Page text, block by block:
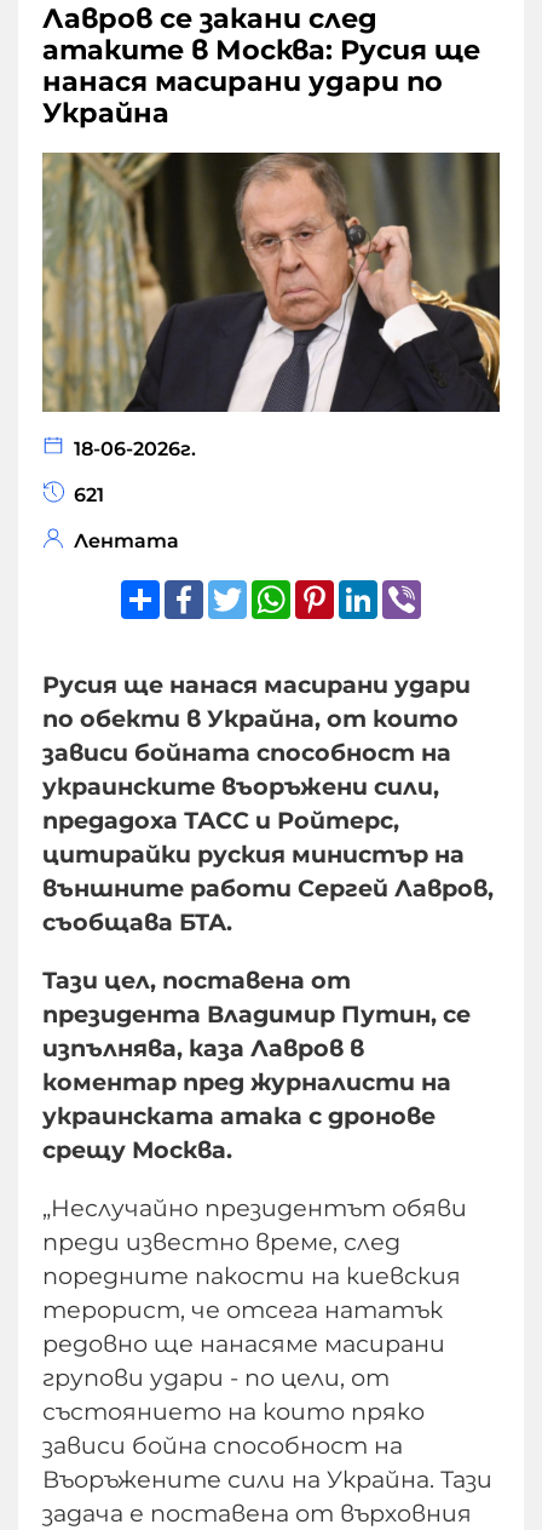
Лавров се закани след
атаките в Москва: Русия ще
нанася масирани удари по
Украйна
18-06-2026г.
621
Лентата
ShareFacebook
TwitterWhatsApp
Pinterest
LinkedIn
Русия ще нанася масирани удари
по обекти в Украйна, от които
зависи бойната способност на
украинските въоръжени сили,
предадоха ТАСС и Ройтерс,
цитирайки руския министър на
външните работи Сергей Лавров,
съобщава БТА.
Тази цел, поставена от
президента Владимир Путин, се
изпълнява, каза Лавров в
коментар пред журналисти на
украинската атака с дронове
срещу Москва.
„Неслучайно президентът обяви
преди известно време, след
поредните пакости на киевския
терорист, че отсега нататък
редовно ще нанасяме масирани
групови удари - по цели, от
състоянието на които пряко
зависи бойна способност на
Въоръжените сили на Украйна. Тази
задача е поставена от върховния